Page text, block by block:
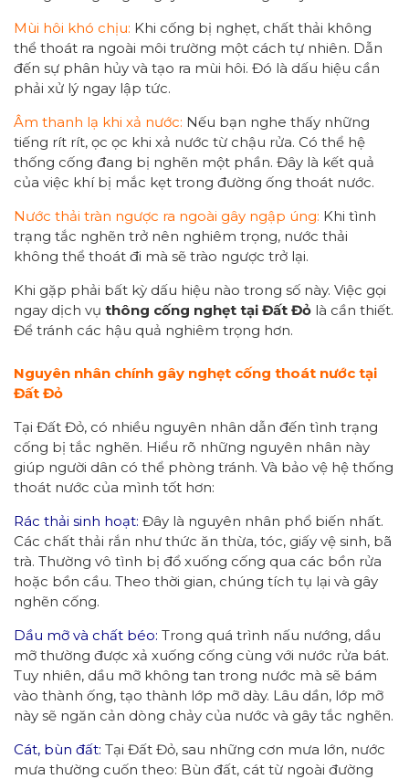
Mùi hôi khó chịu: Khi cống bị nghẹt, chất thải không
thể thoát ra ngoài môi trường một cách tự nhiên. Dẫn
đến sự phân hủy và tạo ra mùi hôi. Đó là dấu hiệu cần
phải xử lý ngay lập tức.
Âm thanh lạ khi xả nước: Nếu bạn nghe thấy những
tiếng rít rít, ọc ọc khi xả nước từ chậu rửa. Có thể hệ
thống cống đang bị nghẽn một phần. Đây là kết quả
của việc khí bị mắc kẹt trong đường ống thoát nước.
Nước thải tràn ngược ra ngoài gây ngập úng: Khi tình
trạng tắc nghẽn trở nên nghiêm trọng, nước thải
không thể thoát đi mà sẽ trào ngược trở lại.
Khi gặp phải bất kỳ dấu hiệu nào trong số này. Việc gọi
ngay dịch vụ thông cống nghẹt tại Đất Đỏ là cần thiết.
Để tránh các hậu quả nghiêm trọng hơn.
Nguyên nhân chính gây nghẹt cống thoát nước tại
Đất Đỏ
Tại Đất Đỏ, có nhiều nguyên nhân dẫn đến tình trạng
cống bị tắc nghẽn. Hiểu rõ những nguyên nhân này
giúp người dân có thể phòng tránh. Và bảo vệ hệ thống
thoát nước của mình tốt hơn:
Rác thải sinh hoạt: Đây là nguyên nhân phổ biến nhất.
Các chất thải rắn như thức ăn thừa, tóc, giấy vệ sinh, bã
trà. Thường vô tình bị đổ xuống cống qua các bồn rửa
hoặc bồn cầu. Theo thời gian, chúng tích tụ lại và gây
nghẽn cống.
Dầu mỡ và chất béo: Trong quá trình nấu nướng, dầu
mỡ thường được xả xuống cống cùng với nước rửa bát.
Tuy nhiên, dầu mỡ không tan trong nước mà sẽ bám
vào thành ống, tạo thành lớp mỡ dày. Lâu dần, lớp mỡ
này sẽ ngăn cản dòng chảy của nước và gây tắc nghẽn.
Cát, bùn đất: Tại Đất Đỏ, sau những cơn mưa lớn, nước
mưa thường cuốn theo: Bùn đất, cát từ ngoài đường